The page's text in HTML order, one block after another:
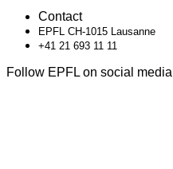
Contact
EPFL CH-1015 Lausanne
+41 21 693 11 11
Follow EPFL on social media